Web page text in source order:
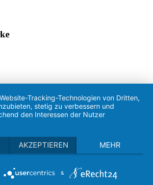
Tracking-Technologien von Dritten,
stetig zu verbessern und
den Interessen der Nutzer
AKZEPTIEREN MEHR
&